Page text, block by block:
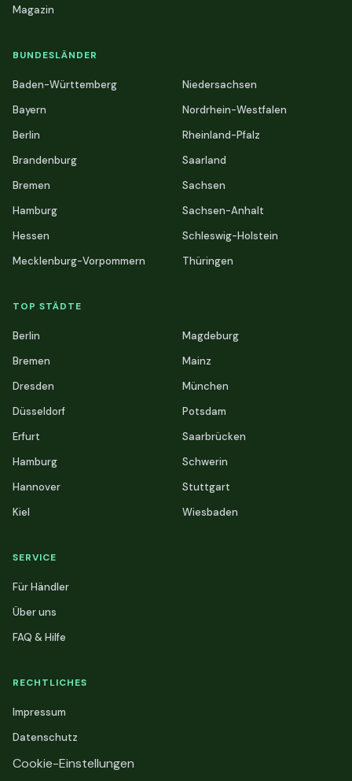
Magazin
BUNDESLÄNDER
Baden-Württemberg
Bayern
Berlin
Brandenburg
Bremen
Hamburg
Hessen
Mecklenburg-Vorpommern
Niedersachsen
Nordrhein-Westfalen
Rheinland-Pfalz
Saarland
Sachsen
Sachsen-Anhalt
Schleswig-Holstein
Thüringen
TOP STÄDTE
Berlin
Bremen
Dresden
Düsseldorf
Erfurt
Hamburg
Hannover
Kiel
Magdeburg
Mainz
München
Potsdam
Saarbrücken
Schwerin
Stuttgart
Wiesbaden
SERVICE
Für Händler
Über uns
FAQ & Hilfe
RECHTLICHES
Impressum
Datenschutz
Cookie-Einstellungen